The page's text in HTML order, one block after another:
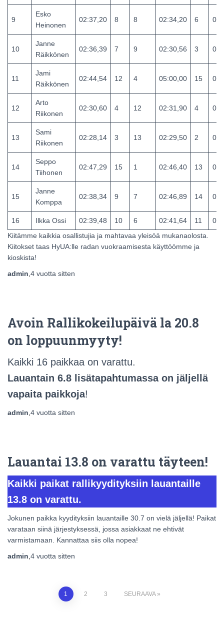
9
Esko
Heinonen
02:37,20 8 8 02:34,20 6
10
Janne
Räikkönen
02:36,39 7 9 02:30,56 3
11
Jami
Räikkönen
02:44,54 12 4 05:00,00 15
12
Arto
Riikonen
02:30,60 4 12 02:31,90 4
13
Sami
Riikonen
02:28,14 3 13 02:29,50 2
14
Seppo
Tiihonen
02:47,29 15 1 02:46,40 13
15
Janne
Komppa
02:38,34 9 7 02:46,89 14
16 Ilkka Ossi 02:39,48 10 6 02:41,64 11
Kiitämme kaikkia osallistujia ja mahtavaa yleisöä mukanaolosta.
Kiitokset taas HyUA:lle radan vuokraamisesta käyttöömme ja
kioskista!
admin 4 vuotta sitten
Avoin Rallikokeilupäivä la 20.8
on loppuunmyyty!
Kaikki 16 paikkaa on varattu.
Lauantain 6.8 lisätapahtumassa on jäljellä
vapaita paikkoja!
admin 4 vuotta sitten
Lauantai 13.8 on varattu täyteen!
Kaikki paikat rallikyydityksiin lauantaille
13.8 on varattu.
Jokunen paikka kyydityksiin lauantaille 30.7 on vielä jäljellä! Paikat
varataan siinä järjestyksessä, jossa asiakkaat ne ehtivät
varmistamaan. Kannattaa siis olla nopea!
admin 4 vuotta sitten
Artikkelien
1 2 3 SEURAAVA